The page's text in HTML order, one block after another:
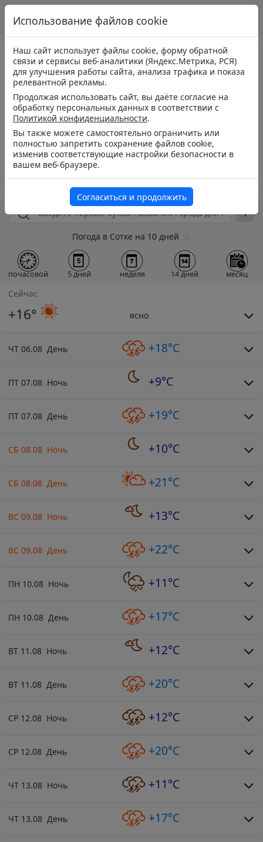
Погода в Сотке на 10 дней
почасовой 5 дней неделя 14 дней месяц
Сейчас
+16° ясно
ЧТ 06.08 День +18°C
ПТ 07.08 Ночь +9°C
ПТ 07.08 День +19°C
СБ 08.08 Ночь +10°C
СБ 08.08 День +21°C
ВС 09.08 Ночь +13°C
ВС 09.08 День +22°C
ПН 10.08 Ночь +11°C
ПН 10.08 День +17°C
ВТ 11.08 Ночь +12°C
ВТ 11.08 День +20°C
СР 12.08 Ночь +12°C
СР 12.08 День +20°C
ЧТ 13.08 Ночь +11°C
ЧТ 13.08 День +17°C
Использование файлов cookie
Наш сайт использует файлы cookie, форму обратной
связи и сервисы веб-аналитики (Яндекс.Метрика, РСЯ)
для улучшения работы сайта, анализа трафика и показа
релевантной рекламы.
Продолжая использовать сайт, вы даёте согласие на
обработку персональных данных в соответствии с
Политикой конфиденциальности.
Вы также можете самостоятельно ограничить или
полностью запретить сохранение файлов cookie,
изменив соответствующие настройки безопасности в
вашем веб-браузере.
Согласиться и продолжить